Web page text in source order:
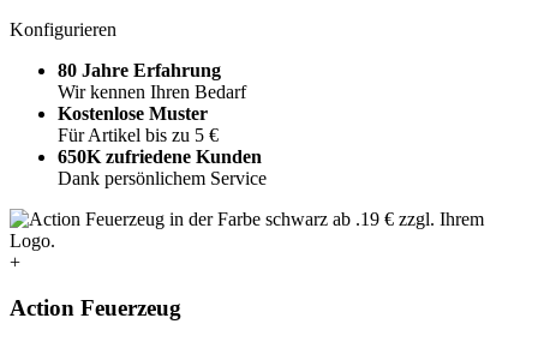
Konfigurieren
80 Jahre Erfahrung
Wir kennen Ihren Bedarf
Kostenlose Muster
Für Artikel bis zu 5 €
650K zufriedene Kunden
Dank persönlichem Service
+
Action Feuerzeug